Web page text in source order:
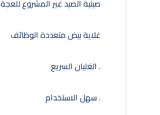
صينية الصيد غير المشروع للعجة
غلاية بيض متعددة الوظائف
. الغليان السريع
. سهل الاستخدام